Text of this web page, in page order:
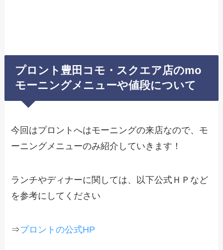
プロント豊田コモ・スクエア店のmo
モーニングメニューや値段について
今回はプロントへはモーニングの来店なので、モ
ーニングメニューのみ紹介していきます！
ランチやディナーに関しては、以下公式ＨＰなど
を参考にしてください
⇒プロントの公式HP